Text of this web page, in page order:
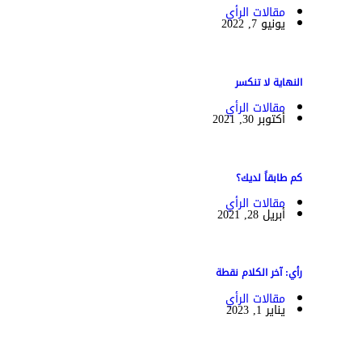
مقالات الرأي
يونيو 7, 2022
النهاية لا تنكسر
مقالات الرأي
أكتوبر 30, 2021
كم طابقاً لديك؟
مقالات الرأي
أبريل 28, 2021
رأي: آخر الكلام نقطة
مقالات الرأي
يناير 1, 2023